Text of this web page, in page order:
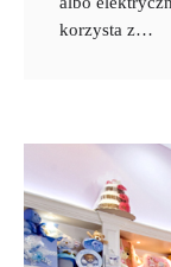
korzysta z…